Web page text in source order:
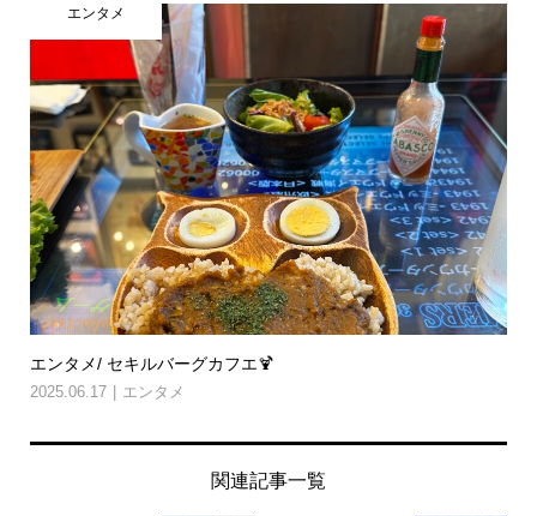
エンタメ
エンタメ/ セキルバーグカフエ🍹
2025.06.17 エンタメ
関連記事一覧